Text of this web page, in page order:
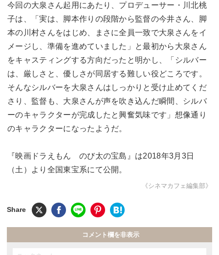
今回の大泉さん起用にあたり、プロデューサー・川北桃
子は、「実は、脚本作りの段階から監督の今井さん、脚
本の川村さんをはじめ、まさに全員一致で大泉さんをイ
メージし、準備を進めていました」と最初から大泉さん
をキャスティングする方向だったと明かし、「シルバー
は、厳しさと、優しさが同居する難しい役どころです。
そんなシルバーを大泉さんはしっかりと受け止めてくだ
さり、監督も、大泉さんが声を吹き込んだ瞬間、シルバ
ーのキャラクターが完成したと興奮気味です」想像通り
のキャラクターになったようだ。
『映画ドラえもん のび太の宝島』は2018年3月3日
（土）より全国東宝系にて公開。
《シネマカフェ編集部》
コメント欄を非表示